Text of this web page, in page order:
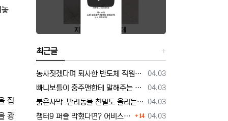
놓
집
쾅
최근글
등록일
04.03
농사짓겠다며 퇴사한 반도체 직원… 근황 밝혀짐
등록일
04.03
빠니보틀이 충주맨한테 말해주는 닭갈비의 정석
등록일
04.03
붉은사막-반려동물 친밀도 올리는 법, 강아지는 확정 고양이는 조건 확인
등록일
04.03
챕터9 퍼즐 막혔다면? 어비스 하늘길 + 3단계 퍼즐 공략 순서 정리 (길찾기 포함) 14